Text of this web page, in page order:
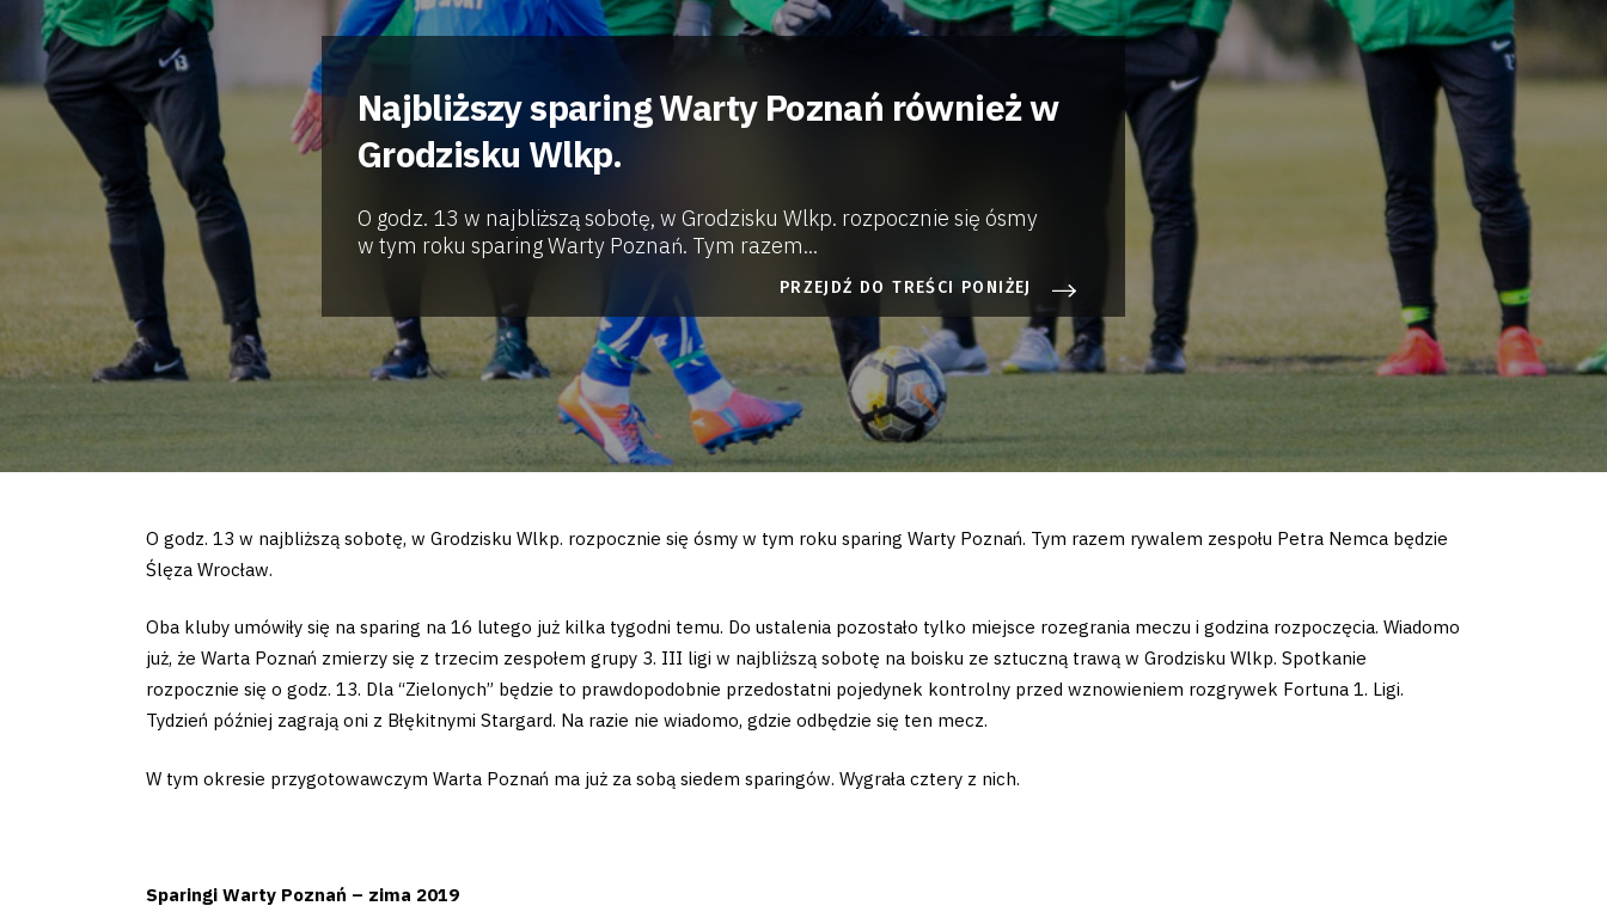
Najbliższy sparing Warty Poznań również w
Grodzisku Wlkp.
O godz. 13 w najbliższą sobotę, w Grodzisku Wlkp. rozpocznie się ósmy
w tym roku sparing Warty Poznań. Tym razem...
PRZEJDŹ DO TREŚCI PONIŻEJ
O godz. 13 w najbliższą sobotę, w Grodzisku Wlkp. rozpocznie się ósmy w tym roku sparing Warty Poznań. Tym razem rywalem zespołu Petra Nemca będzie
Ślęza Wrocław.
Oba kluby umówiły się na sparing na 16 lutego już kilka tygodni temu. Do ustalenia pozostało tylko miejsce rozegrania meczu i godzina rozpoczęcia. Wiadomo
już, że Warta Poznań zmierzy się z trzecim zespołem grupy 3. III ligi w najbliższą sobotę na boisku ze sztuczną trawą w Grodzisku Wlkp. Spotkanie
rozpocznie się o godz. 13. Dla “Zielonych” będzie to prawdopodobnie przedostatni pojedynek kontrolny przed wznowieniem rozgrywek Fortuna 1. Ligi.
Tydzień później zagrają oni z Błękitnymi Stargard. Na razie nie wiadomo, gdzie odbędzie się ten mecz.
W tym okresie przygotowawczym Warta Poznań ma już za sobą siedem sparingów. Wygrała cztery z nich.
Sparingi Warty Poznań – zima 2019